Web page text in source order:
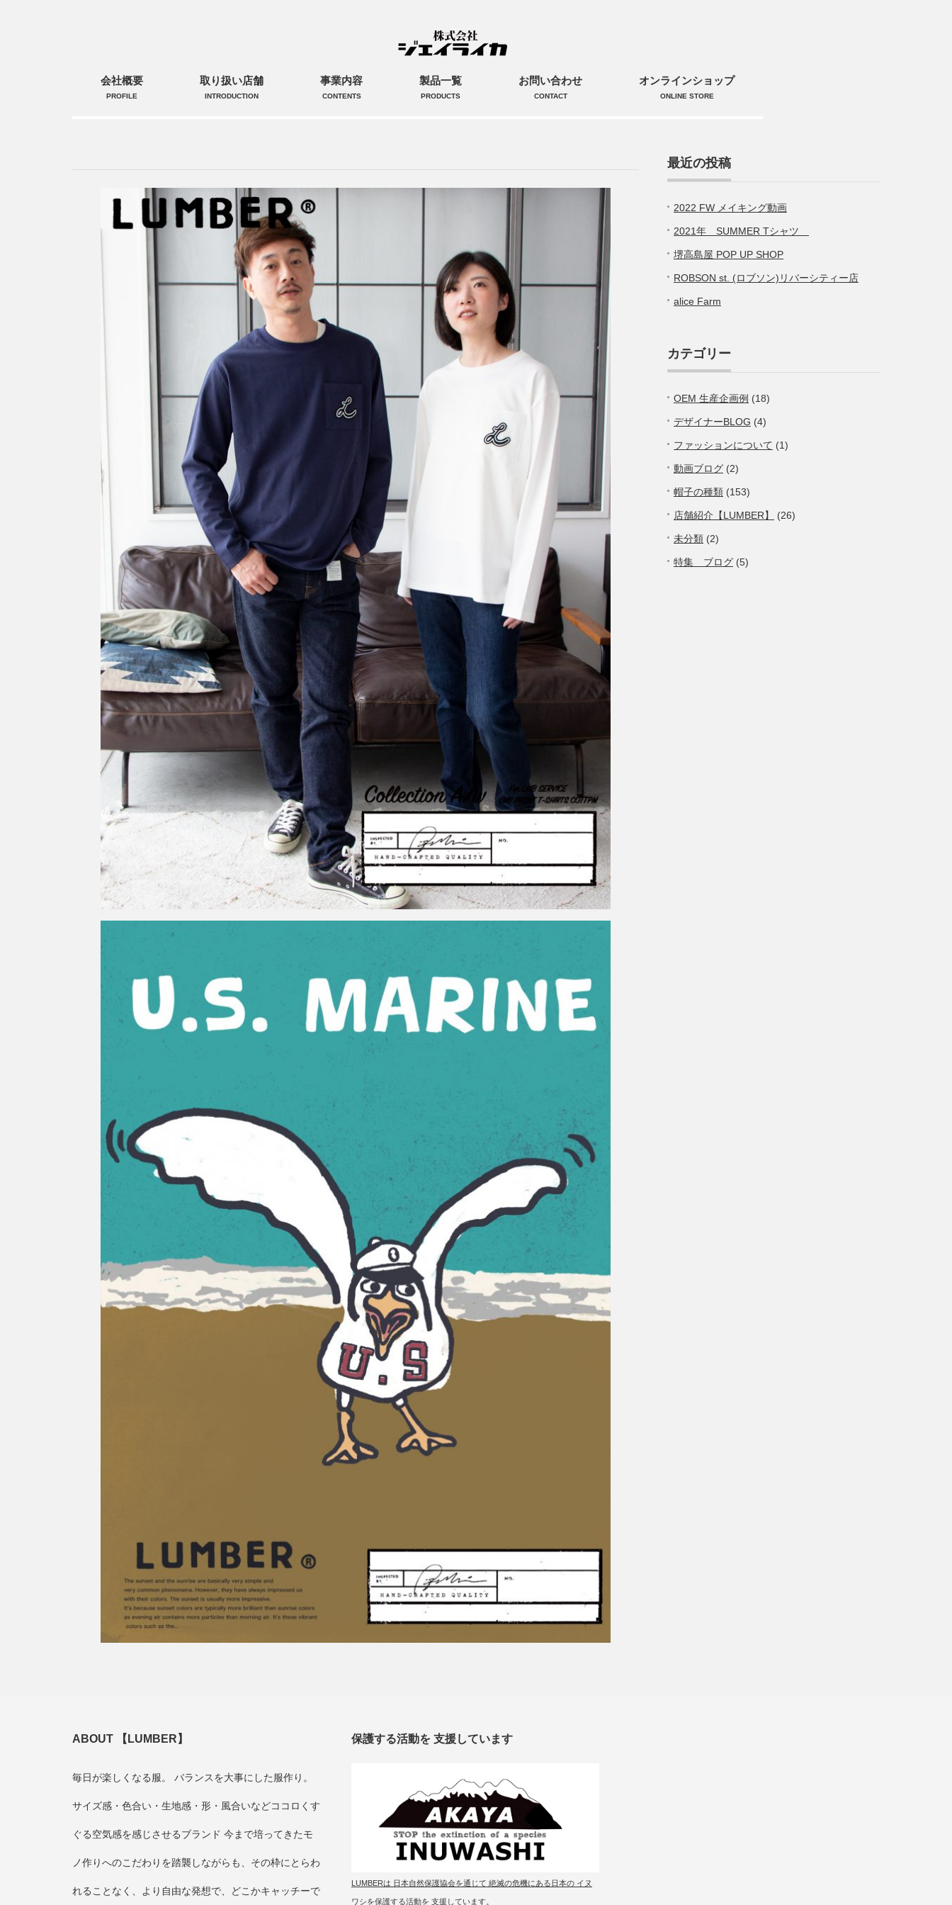
会社概要
PROFILE
取り扱い店舗
INTRODUCTION
事業内容
CONTENTS
製品一覧
PRODUCTS
お問い合わせ
CONTACT
オンラインショップ
ONLINE STORE
最近の投稿
2022 FW メイキング動画
2021年 SUMMER Tシャツ
堺高島屋 POP UP SHOP
ROBSON st. (ロブソン)リバーシティー店
alice Farm
カテゴリー
OEM 生産企画例 (18)
デザイナーBLOG (4)
ファッションについて (1)
動画ブログ (2)
帽子の種類 (153)
店舗紹介【LUMBER】 (26)
未分類 (2)
特集 ブログ (5)
ABOUT 【LUMBER】
毎日が楽しくなる服。 バランスを大事にした服作り。
サイズ感・色合い・生地感・形・風合いなどココロくす
ぐる空気感を感じさせるブランド 今まで培ってきたモ
ノ作りへのこだわりを踏襲しながらも、その枠にとらわ
れることなく、より自由な発想で、どこかキャッチーで
保護する活動を 支援しています
LUMBERは 日本自然保護協会を通じて 絶滅の危機にある日本の イヌ
ワシを保護する活動を 支援しています。